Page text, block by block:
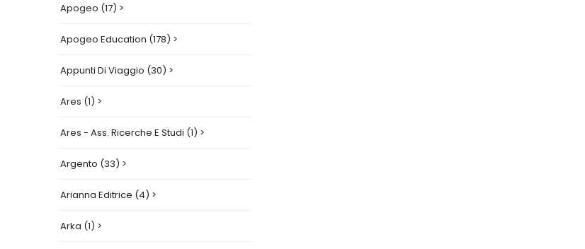
Apogeo (17) >
Apogeo Education (178) >
Appunti Di Viaggio (30) >
Ares (1) >
Ares - Ass. Ricerche E Studi (1) >
Argento (33) >
Arianna Editrice (4) >
Arka (1) >